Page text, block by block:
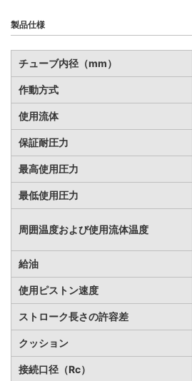
製品仕様
チューブ内径（mm）
作動方式
使用流体
保証耐圧力
最高使用圧力
最低使用圧力
周囲温度および使用流体温度
給油
使用ピストン速度
ストローク長さの許容差
クッション
接続口径（Rc）